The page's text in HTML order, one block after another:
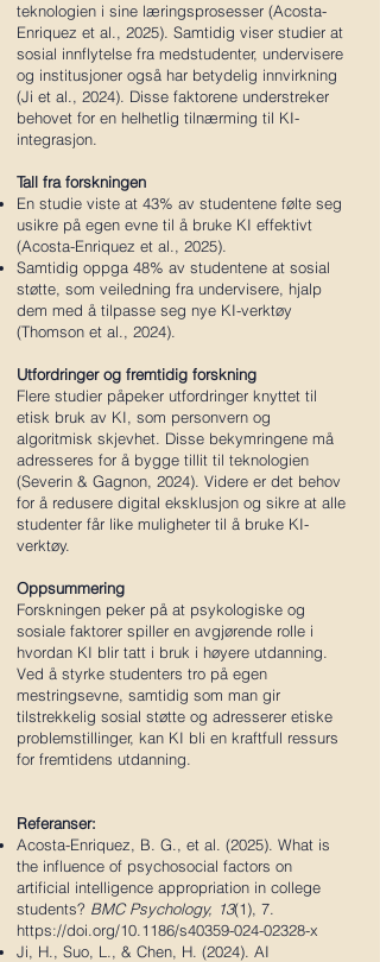
teknologien i sine læringsprosesser (Acosta-
Enriquez et al., 2025). Samtidig viser studier at
sosial innflytelse fra medstudenter, undervisere
og institusjoner også har betydelig innvirkning
(Ji et al., 2024). Disse faktorene understreker
behovet for en helhetlig tilnærming til KI-
integrasjon.
Tall fra forskningen
En studie viste at 43% av studentene følte seg
usikre på egen evne til å bruke KI effektivt
(Acosta-Enriquez et al., 2025).
Samtidig oppga 48% av studentene at sosial
støtte, som veiledning fra undervisere, hjalp
dem med å tilpasse seg nye KI-verktøy
(Thomson et al., 2024).
Utfordringer og fremtidig forskning
Flere studier påpeker utfordringer knyttet til
etisk bruk av KI, som personvern og
algoritmisk skjevhet. Disse bekymringene må
adresseres for å bygge tillit til teknologien
(Severin & Gagnon, 2024). Videre er det behov
for å redusere digital eksklusjon og sikre at alle
studenter får like muligheter til å bruke KI-
verktøy.
Oppsummering
Forskningen peker på at psykologiske og
sosiale faktorer spiller en avgjørende rolle i
hvordan KI blir tatt i bruk i høyere utdanning.
Ved å styrke studenters tro på egen
mestringsevne, samtidig som man gir
tilstrekkelig sosial støtte og adresserer etiske
problemstillinger, kan KI bli en kraftfull ressurs
for fremtidens utdanning.
Referanser:
Acosta-Enriquez, B. G., et al. (2025). What is
the influence of psychosocial factors on
artificial intelligence appropriation in college
students? BMC Psychology, 13(1), 7.
https://doi.org/10.1186/s40359-024-02328-x
Ji, H., Suo, L., & Chen, H. (2024). AI